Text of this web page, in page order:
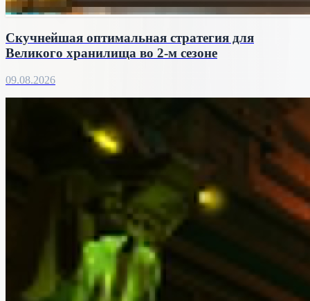
Скучнейшая оптимальная стратегия для
Великого хранилища во 2-м сезоне
09.08.2026